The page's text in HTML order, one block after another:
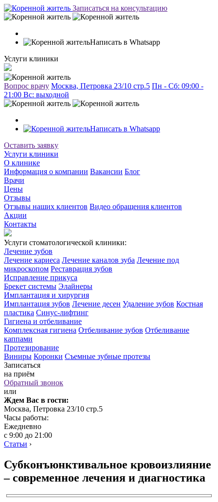
Записаться на консультацию
Написать в Whatsapp
Услуги клиники
Вопрос врачу Москва, Петровка 23/10 стр.5 Пн - Сб: 09:00 -
21:00 Вc: выходной
Написать в Whatsapp
Оставить заявку
Услуги клиники
О клинике
Информация о компании Вакансии Блог
Врачи
Цены
Отзывы
Отзывы наших клиентов Видео обращения клиентов
Акции
Контакты
Услуги стоматологической клиники:
Лечение зубов
Лечение кариеса Лечение каналов зуба Лечение под
микроскопом Реставрация зубов
Исправление прикуса
Брекет системы Элайнеры
Имплантация и хирургия
Имплантация зубов Лечение десен Удаление зубов Костная
пластика Синус-лифтинг
Гигиена и отбеливание
Комплексная гигиена Отбеливание зубов Отбеливание
каппами
Протезирование
Виниры Коронки Съемные зубные протезы
Записаться
на приём
Обратный звонок
или
Ждем Вас в гости:
Москва, Петровка 23/10 стр.5
Часы работы:
Ежедневно
с 9:00 до 21:00
Статьи ›
Субконъюнктивальное кровоизлияние
– современное лечения и диагностика